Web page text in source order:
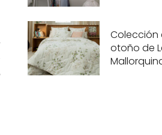
Colección
otoño de